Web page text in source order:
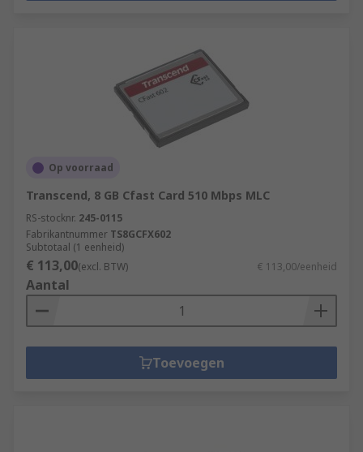
Op voorraad
Transcend, 8 GB Cfast Card 510 Mbps MLC
RS-stocknr. 245-0115
Fabrikantnummer TS8GCFX602
Subtotaal (1 eenheid)
€ 113,00(excl. BTW) € 113,00/eenheid
Aantal
Toevoegen